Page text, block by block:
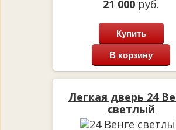
21 000 руб.
Купить
В корзину
Легкая дверь 24
светлый